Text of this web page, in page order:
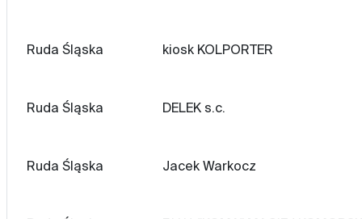
Ruda Śląska kiosk KOLPORTER
Ruda Śląska DELEK s.c.
Ruda Śląska Jacek Warkocz